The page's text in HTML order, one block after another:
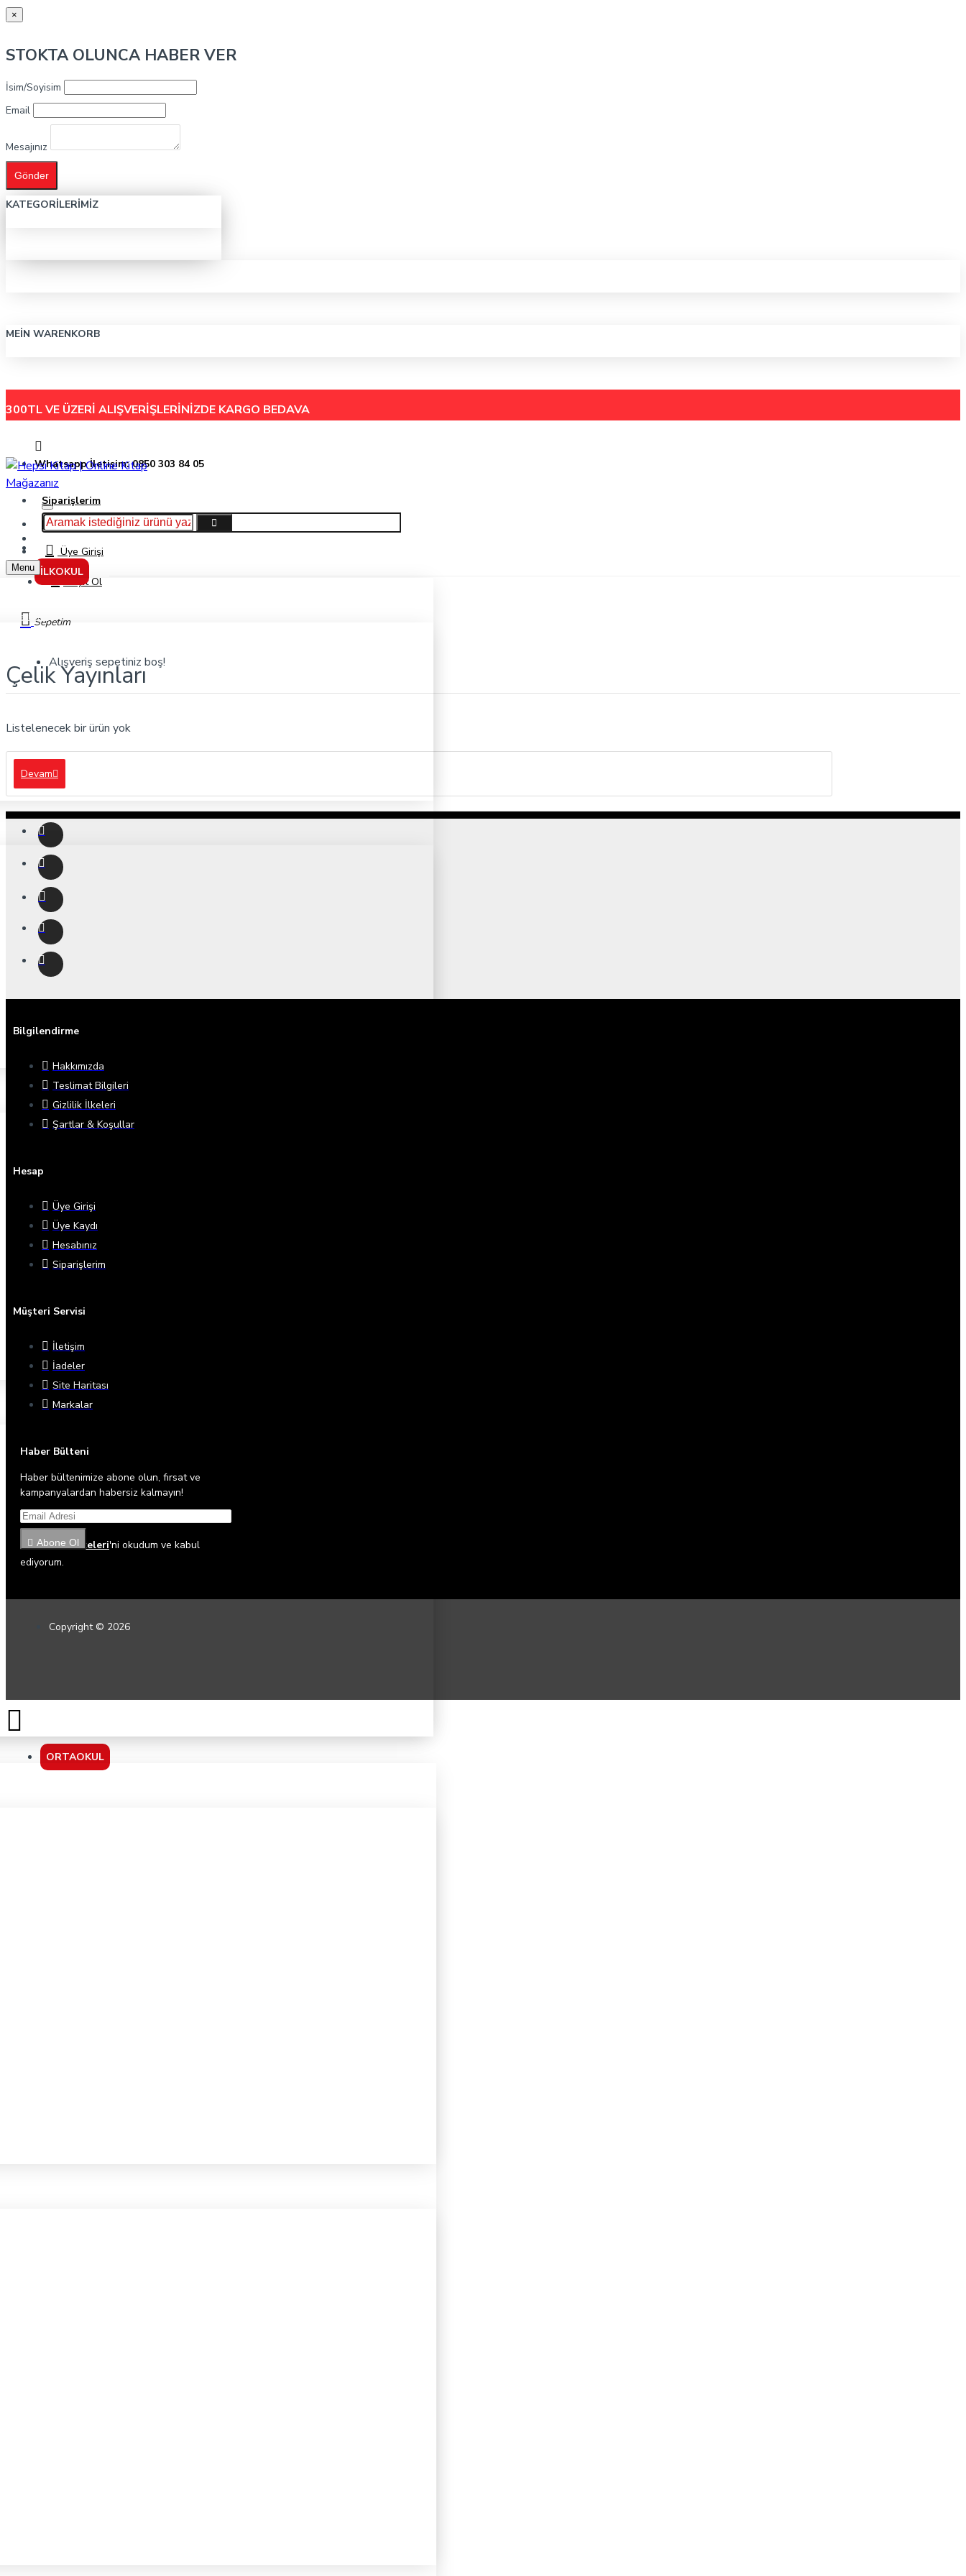
×
STOKTA OLUNCA HABER VER
İsim/Soyisim
Email
Mesajınız
Gönder
KATEGORILERIMIZ
MEIN WARENKORB
300TL VE ÜZERİ ALIŞVERİŞLERİNİZDE KARGO BEDAVA
Whatsapp İletişim: 0850 303 84 05
Siparişlerim
Hakkımızda
İletişimÜye Girişi
Kayıt Ol
Sepetim
Alışveriş sepetiniz boş!
İLKOKUL
ORTAOKUL
Menu
Markalar
Çelik Yayınları
Listelenecek bir ürün yok
Devam
Bilgilendirme
Hakkımızda
Teslimat Bilgileri
Gizlilik İlkeleri
Şartlar & Koşullar
Hesap
Üye Girişi
Üye Kaydı
Hesabınız
Siparişlerim
Müşteri Servisi
İletişim
İadeler
Site Haritası
Markalar
Haber Bülteni
Haber bültenimize abone olun, fırsat ve
kampanyalardan habersiz kalmayın!
Abone Ol
Gizlilik İlkeleri'ni okudum ve kabul
ediyorum.
Copyright © 2026